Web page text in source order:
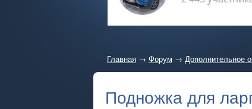
Главная → Форум → Дополнительное
Подножка для